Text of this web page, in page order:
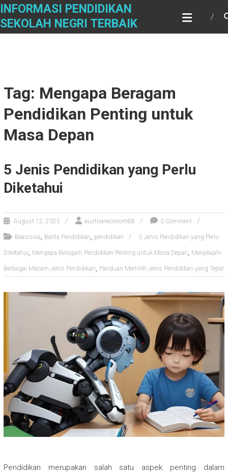
Skip
content
INFORMASI PENDIDIKAN
SEKOLAH NEGRI TERBAIK
Tag: Mengapa Beragam
Pendidikan Penting untuk
Masa Depan
5 Jenis Pendidikan yang Perlu
Diketahui
August 12, 2025 austrianeconom88 0 Comment
Beasiswa, Berita Pendidikan, pendidikan 5 Jenis Pendidikan yang Perlu
Diketahui, Mengapa Beragam Pendidikan Penting untuk Masa Depan, Menjelajahi
Berbagai Macam Jenis Pendidikan, Panduan Memilih Jenis Pendidikan yang Tepat
Pendidikan merupakan salah satu aspek penting dalam